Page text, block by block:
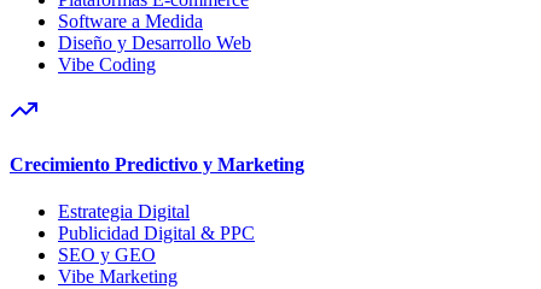
Software a Medida
Diseño y Desarrollo Web
Vibe Coding
Crecimiento Predictivo y Marketing
Estrategia Digital
Publicidad Digital & PPC
SEO y GEO
Vibe Marketing